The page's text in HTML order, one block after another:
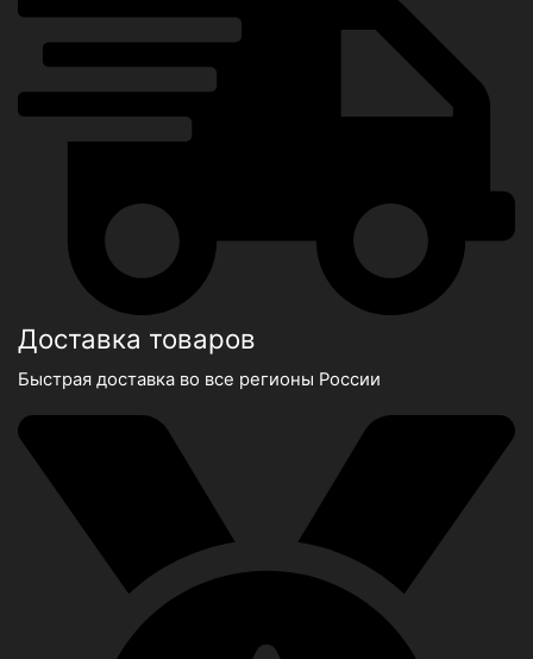
Доставка товаров
Быстрая доставка во все регионы России